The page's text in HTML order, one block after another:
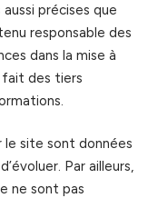
précises que
responsable des
dans la mise à
fait des tiers
le site sont données
Par ailleurs,
ne sont pas